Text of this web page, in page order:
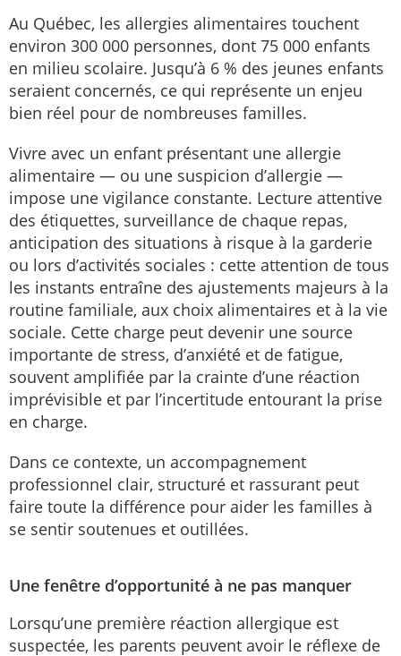
Au Québec, les allergies alimentaires touchent
environ 300 000 personnes, dont 75 000 enfants
en milieu scolaire. Jusqu’à 6 % des jeunes enfants
seraient concernés, ce qui représente un enjeu
bien réel pour de nombreuses familles.
Vivre avec un enfant présentant une allergie
alimentaire — ou une suspicion d’allergie —
impose une vigilance constante. Lecture attentive
des étiquettes, surveillance de chaque repas,
anticipation des situations à risque à la garderie
ou lors d’activités sociales : cette attention de tous
les instants entraîne des ajustements majeurs à la
routine familiale, aux choix alimentaires et à la vie
sociale. Cette charge peut devenir une source
importante de stress, d’anxiété et de fatigue,
souvent amplifiée par la crainte d’une réaction
imprévisible et par l’incertitude entourant la prise
en charge.
Dans ce contexte, un accompagnement
professionnel clair, structuré et rassurant peut
faire toute la différence pour aider les familles à
se sentir soutenues et outillées.
Une fenêtre d’opportunité à ne pas manquer
Lorsqu’une première réaction allergique est
suspectée, les parents peuvent avoir le réflexe de